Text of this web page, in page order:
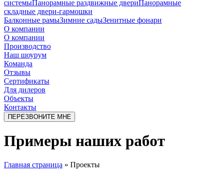
системыПанорамные раздвижные двериПанорамные
складные двери-гармошки
Балконные рамыЗимние садыЗенитные фонари
О компании
О компании
Производство
Наш шоурум
Команда
Отзывы
Сертификаты
Для дилеров
Объекты
Контакты
ПЕРЕЗВОНИТЕ МНЕ
Примеры наших работ
Главная страница » Проекты